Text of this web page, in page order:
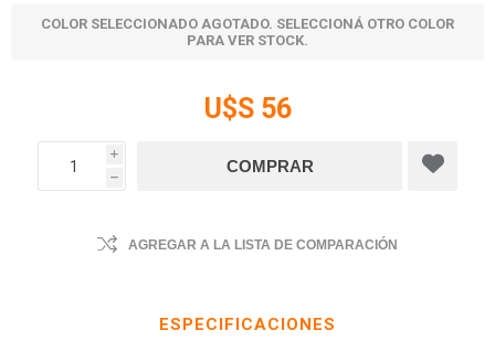
COLOR SELECCIONADO AGOTADO. SELECCIONÁ OTRO COLOR
PARA VER STOCK.
U$S 56
i
h
AGREGAR A LA LISTA DE COMPARACIÓN
ESPECIFICACIONES